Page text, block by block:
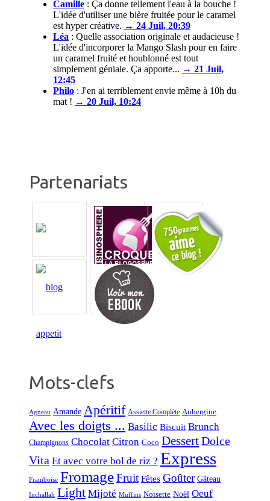
Camille : Ça donne tellement l'eau à la bouche !
L'idée d'utiliser une bière fruitée pour le caramel
est hyper créative. → 24 Juil, 20:39
Léa : Quelle association originale et audacieuse !
L'idée d'incorporer la Mango Slash pour en faire
un caramel fruité et houblonné est tout
simplement géniale. Ça apporte... → 21 Juil,
12:45
Philo : J'en ai terriblement envie même à 10h du
mat ! → 20 Juil, 10:24
Partenariats
Mots-clefs
Agneau Amande Apéritif Assiette Complète Aubergine
Avec les doigts ... Basilic Biscuit Brunch
Champignons Chocolat Citron Coco DessertDolce
Vita Et avec votre bol de riz ? Express
Framboise FromageFruit Fêtes Goûter Gâteau
Inchallah Light Mijoté Muffins Noisette Noël Oeuf